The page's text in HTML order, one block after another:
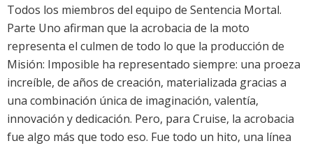
Todos los miembros del equipo de Sentencia Mortal.
Parte Uno afirman que la acrobacia de la moto
representa el culmen de todo lo que la producción de
Misión: Imposible ha representado siempre: una proeza
increíble, de años de creación, materializada gracias a
una combinación única de imaginación, valentía,
innovación y dedicación. Pero, para Cruise, la acrobacia
fue algo más que todo eso. Fue todo un hito, una línea